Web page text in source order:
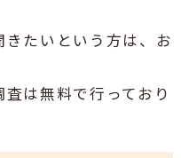
たいという方は、お
は無料で行っており